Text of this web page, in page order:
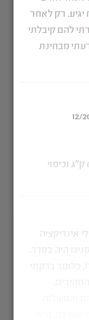
שינה
בחרדה
ויסות חושי
כבדה מחיר
לחרדות